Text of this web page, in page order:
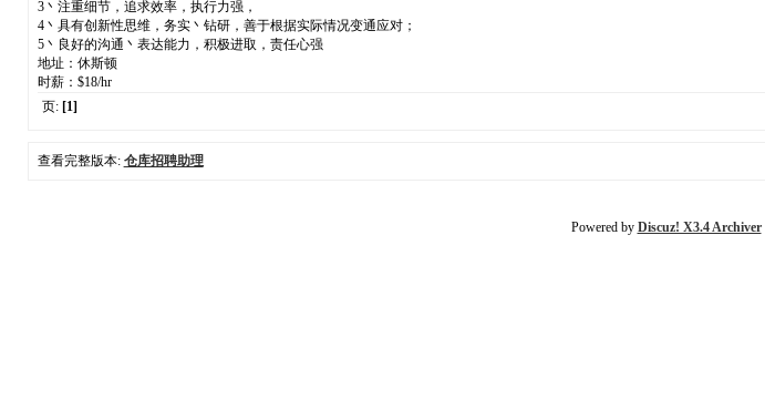
3丶注重细节，追求效率，执行力强，
4丶具有创新性思维，务实丶钻研，善于根据实际情况变通应对；
5丶良好的沟通丶表达能力，积极进取，责任心强
地址：休斯顿
时薪：$18/hr
页: [1]
查看完整版本: 仓库招聘助理
Powered by Discuz! X3.4 Archiver